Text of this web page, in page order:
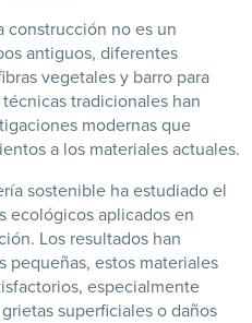
construcción no es un
antiguos, diferentes
vegetales y barro para
tradicionales han
modernas que
a los materiales actuales.
sostenible ha estudiado el
ecológicos aplicados en
Los resultados han
pequeñas, estos materiales
especialmente
superficiales o daños